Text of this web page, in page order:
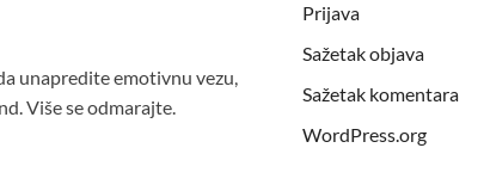
unapredite emotivnu vezu,
Više se odmarajte.
Prijava
Sažetak objava
Sažetak komentara
WordPress.org